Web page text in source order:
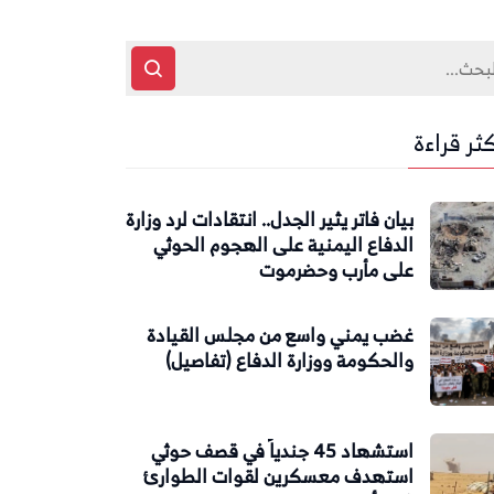
قراءة
بيان فاتر يثير الجدل.. انتقادات لرد وزارة
الدفاع اليمنية على الهجوم الحوثي
على مأرب وحضرموت
غضب يمني واسع من مجلس القيادة
والحكومة ووزارة الدفاع (تفاصيل)
استشهاد 45 جندياً في قصف حوثي
استهدف معسكرين لقوات الطوارئ